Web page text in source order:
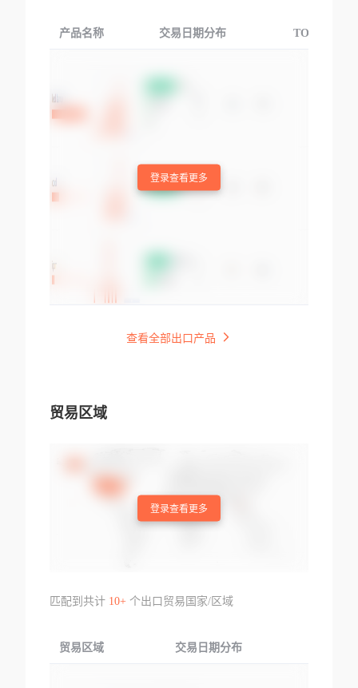
产品名称 交易日期分布 TOP3交易国
登录查看更多
查看全部出口产品
贸易区域
登录查看更多
匹配到共计 10+个出口贸易国家/区域
贸易区域 交易日期分布